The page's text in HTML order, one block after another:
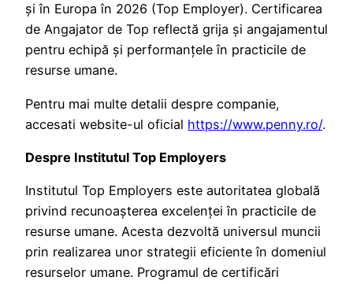
și în Europa în 2026 (Top Employer). Certificarea
de Angajator de Top reflectă grija și angajamentul
pentru echipă și performanțele în practicile de
resurse umane.
Pentru mai multe detalii despre companie,
accesati website-ul oficial https://www.penny.ro/.
Despre Institutul Top Employers
Institutul Top Employers este autoritatea globală
privind recunoașterea excelenței în practicile de
resurse umane. Acesta dezvoltă universul muncii
prin realizarea unor strategii eficiente în domeniul
resurselor umane. Programul de certificări